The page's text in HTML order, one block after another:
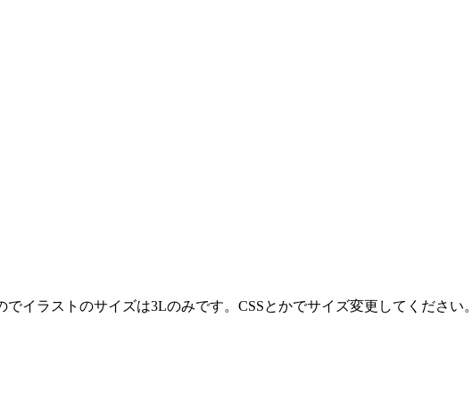
イラストのサイズは3Lのみです。CSSとかでサイズ変更してください。